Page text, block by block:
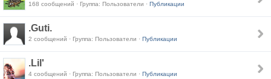
168 сообщений · Группа: Пользователи · Публикации
.Guti.
2 сообщений · Группа: Пользователи · Публикации
.Lil'
4 сообщений · Группа: Пользователи · Публикации